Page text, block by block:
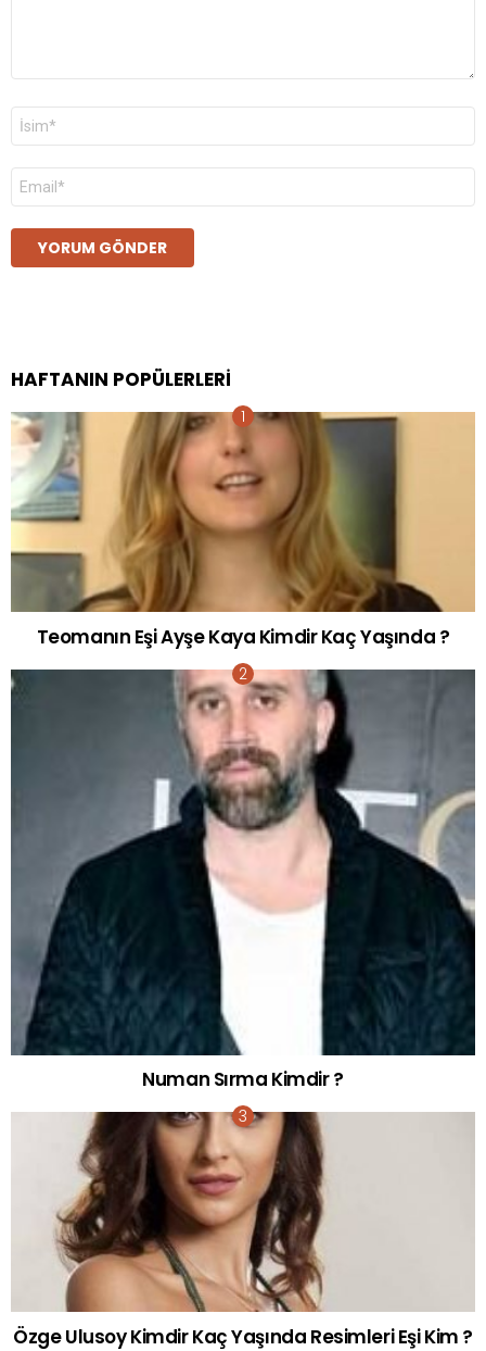
Ad
E-
posta
*
HAFTANIN POPÜLERLERI
Teomanın Eşi Ayşe Kaya Kimdir Kaç Yaşında ?
Numan Sırma Kimdir ?
Özge Ulusoy Kimdir Kaç Yaşında Resimleri Eşi Kim ?